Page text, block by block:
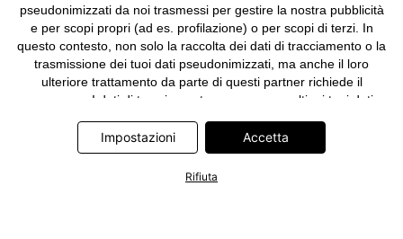
pseudonimizzati da noi trasmessi per gestire la nostra pubblicità
e per scopi propri (ad es. profilazione) o per scopi di terzi. In
questo contesto, non solo la raccolta dei dati di tracciamento o la
trasmissione dei tuoi dati pseudonimizzati, ma anche il loro
ulteriore trattamento da parte di questi partner richiede il
consenso. I dati di tracciamento vengono raccolti o i tuoi dati
pulsante "Accetta" nel banner di www.bonprix.it. I partner sono le
seguenti società: Adjust GmbH, Criteo SA, Google Ireland
Limited, Hurra Communications GmbH, ID5 Technology Ltd,
Impostazioni Accetta
Rifiuta